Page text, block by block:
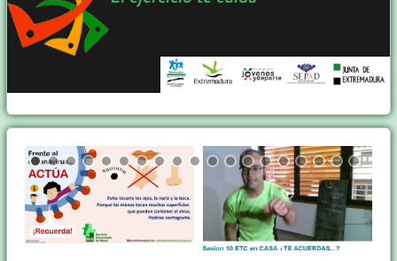
El ejercicio te cuida en casa
El programa ETC
Ejercicio y Salud
Contactar